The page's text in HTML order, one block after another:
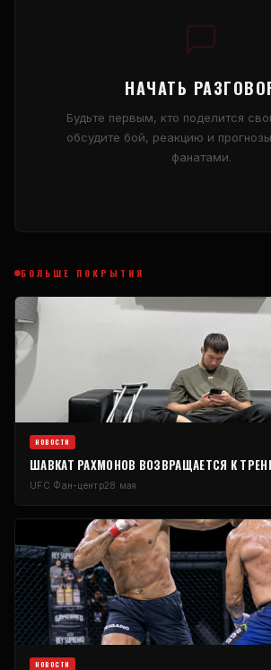
НАЧАТЬ
Будьте первым, кто поделится
обсудите бой, реакцию и
фанатами.
БОЛЬШЕ ПОКРЫТИЯ
НОВОСТИ
ШАВКАТ РАХМОНОВ ВОЗВРАЩАЕТСЯ К
UFC Фан-центр28 мая
НОВОСТИ